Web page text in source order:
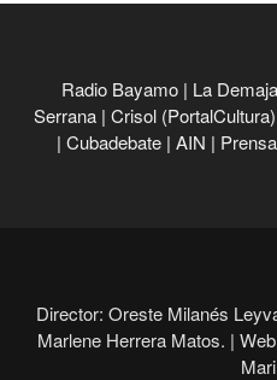
Radio Bayamo | La
Serrana | Crisol (PortalCultura)
| Cubadebate | AIN |
Director: Oreste Milanés
Marlene Herrera Matos. |